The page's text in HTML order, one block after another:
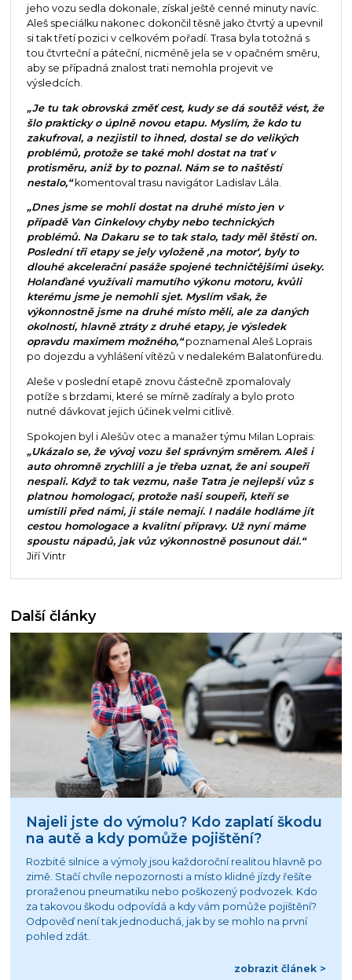
jeho vozu sedla dokonale, získal ještě cenné minuty navíc.
Aleš speciálku nakonec dokončil těsně jako čtvrtý a upevnil
si tak třetí pozici v celkovém pořadí. Trasa byla totožná s
tou čtvrteční a páteční, nicméně jela se v opačném směru,
aby se případná znalost trati nemohla projevit ve
výsledcích.
„Je tu tak obrovská změť cest, kudy se dá soutěž vést, že
šlo prakticky o úplně novou etapu. Myslím, že kdo tu
zakufroval, a nezjistil to ihned, dostal se do velikých
problémů, protože se také mohl dostat na trať v
protisměru, aniž by to poznal. Nám se to naštěstí
nestalo,“komentoval trasu navigátor Ladislav Lála.
„Dnes jsme se mohli dostat na druhé místo jen v
případě Van Ginkelovy chyby nebo technických
problémů. Na Dakaru se to tak stalo, tady měl štěstí on.
Poslední tři etapy se jely vyloženě ‚na motor‘, byly to
dlouhé akcelerační pasáže spojené techničtějšími úseky.
Holanďané využívali mamutího výkonu motoru, kvůli
kterému jsme je nemohli sjet. Myslím však, že
výkonnostně jsme na druhé místo měli, ale za daných
okolností, hlavně ztráty z druhé etapy, je výsledek
opravdu maximem možného,“poznamenal Aleš Loprais
po dojezdu a vyhlášení vítězů v nedalekém Balatonfüredu.
Aleše v poslední etapě znovu částečně zpomalovaly
potíže s brzdami, které se mírně zadíraly a bylo proto
nutné dávkovat jejich účinek velmi citlivě.
Spokojen byl i Alešův otec a manažer týmu Milan Loprais:
„Ukázalo se, že vývoj vozu šel správným směrem. Aleš i
auto ohromně zrychlili a je třeba uznat, že ani soupeři
nespali. Když to tak vezmu, naše Tatra je nejlepší vůz s
platnou homologací, protože naši soupeři, kteří se
umístili před námi, ji stále nemají. I nadále hodláme jít
cestou homologace a kvalitní přípravy. Už nyní máme
spoustu nápadů, jak vůz výkonnostně posunout dál.“
Jiří Vintr
Další články
Najeli jste do výmolu? Kdo zaplatí škodu
na autě a kdy pomůže pojištění?
Rozbité silnice a výmoly jsou každoroční realitou hlavně po
zimě. Stačí chvíle nepozornosti a místo klidné jízdy řešíte
proraženou pneumatiku nebo poškozený podvozek. Kdo
za takovou škodu odpovídá a kdy vám pomůže pojištění?
Odpověď není tak jednoduchá, jak by se mohlo na první
pohled zdát.
zobrazit článek >